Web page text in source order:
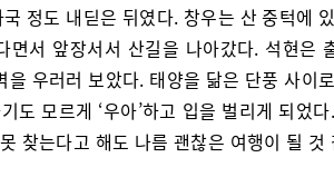
정도 내딛은 뒤였다. 창우는 산 중턱에
서 앞장서서 산길을 나아갔다. 석현은
우러러 보았다. 태양을 닮은 단풍 사이
도 모르게 ‘우아’하고 입을 벌리게 되었
찾는다고 해도 나름 괜찮은 여행이 될 것